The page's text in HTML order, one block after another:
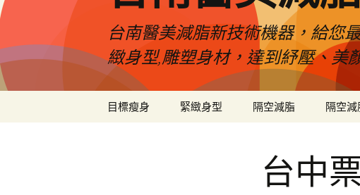
台南醫美減脂新技術機器，給您
緻身型,雕塑身材，達到紓壓、美
目標瘦身 緊緻身型 隔空減脂 隔空
台中